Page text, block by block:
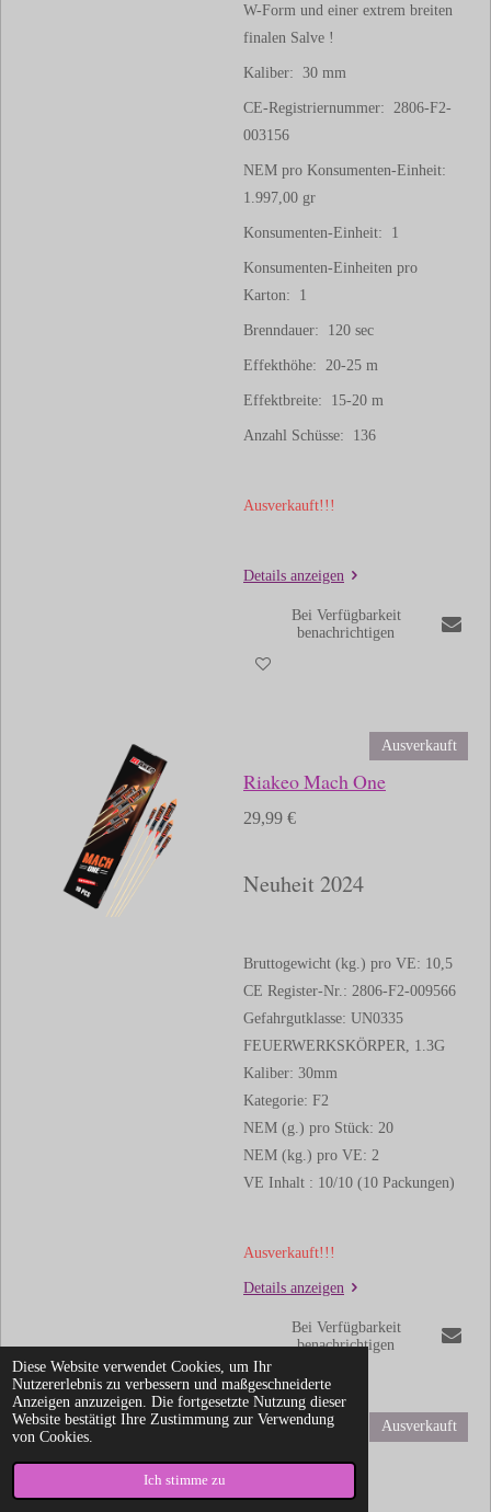
Diese Website verwendet Cookies, um Ihr
Nutzererlebnis zu verbessern und maßgeschneiderte
Anzeigen anzuzeigen. Die fortgesetzte Nutzung dieser
Website bestätigt Ihre Zustimmung zur Verwendung
von Cookies.
Ich stimme zu
W-Form und einer extrem breiten
finalen Salve !
Kaliber: 30 mm
CE-Registriernummer: 2806-F2-
003156
NEM pro Konsumenten-Einheit:
1.997,00 gr
Konsumenten-Einheit: 1
Konsumenten-Einheiten pro
Karton: 1
Brenndauer: 120 sec
Effekthöhe: 20-25 m
Effektbreite: 15-20 m
Anzahl Schüsse: 136
Ausverkauft!!!
Details anzeigen
Bei Verfügbarkeit
benachrichtigen
Ausverkauft
Riakeo Mach One
29,99 €
Neuheit 2024
Bruttogewicht (kg.) pro VE: 10,5
CE Register-Nr.: 2806-F2-009566
Gefahrgutklasse: UN0335
FEUERWERKSKÖRPER, 1.3G
Kaliber: 30mm
Kategorie: F2
NEM (g.) pro Stück: 20
NEM (kg.) pro VE: 2
VE Inhalt : 10/10 (10 Packungen)
Ausverkauft!!!
Details anzeigen
Bei Verfügbarkeit
benachrichtigen
Ausverkauft
Tonic Twister
81,49 €